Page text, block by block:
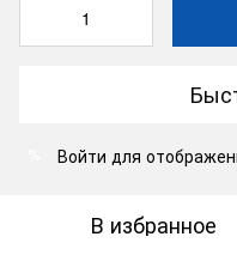
Войти для
В избранное